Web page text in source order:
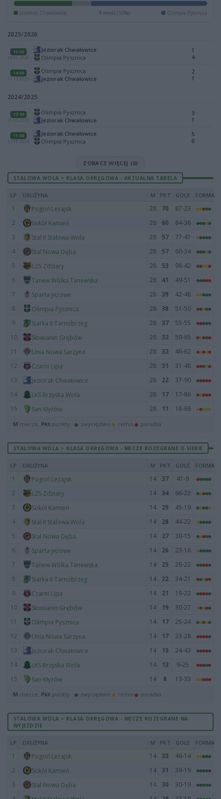
Jeziorak Chwałowice 1 remis (10%) Olimpia Pysznica
2025/2026
16:00
24.05.2026
Jeziorak Chwałowice
Olimpia Pysznica
1
4
14:00
11.10.2025
Olimpia Pysznica
Jeziorak Chwałowice
2
1
2024/2025
17:30
21.05.2025
Olimpia Pysznica
Jeziorak Chwałowice
3
1
11:00
13.10.2024
Jeziorak Chwałowice
Olimpia Pysznica
5
0
ZOBACZ WIĘCEJ (6)
STALOWA WOLA > KLASA OKRĘGOWA - AKTUALNA TABELA
LP DRUŻYNA M PKT GOLE FORMA
1 Pogoń Leżajsk 28 70
87-23
2
Sokół Kamień 28 60
84-38
3
Stal II Stalowa Wola 28 57
77-41
4
Stal Nowa Dęba 28 57
60-34
5
LZS Zdziary 28 53
98-42
6
Tanew Wólka Tanewska 28 41
49-51
7
Sparta Jeżowe 28 39
42-48
8
Olimpia Pysznica 28 38
51-50
9
Siarka II Tarnobrzeg 28 37
55-55
10
Słowianin Grębów 28 32
50-65
11
Unia Nowa Sarzyna 28 32
46-62
12
Czarni Lipa 28 31
31-48
13
Jeziorak Chwałowice 28 22
37-90
14
LKS Brzyska Wola 28 17
17-86
15
San Kłyżów 28 11 18-69
M mecze, Pkt punkty · zwycięstwo remis porażka
STALOWA WOLA > KLASA OKRĘGOWA - MECZE ROZEGRANE U SIEBIE
LP DRUŻYNA M PKT GOLE FORMA
1 Pogoń Leżajsk 14 37
41-9
2
LZS Zdziary 14 34
66-22
3
Sokół Kamień 14 29
45-19
4
Stal II Stalowa Wola 14 28
44-22
5
Stal Nowa Dęba 14 27
30-15
6
Sparta Jeżowe 14 26
23-16
7
Tanew Wólka Tanewska 14 25
28-22
8
Siarka II Tarnobrzeg 14 22
34-21
9
Czarni Lipa 14 21
19-22
10
Słowianin Grębów 14 19
30-27
11
Olimpia Pysznica 14 17
25-24
12
Unia Nowa Sarzyna 14 17
23-28
13
Jeziorak Chwałowice 14 13
24-43
14
LKS Brzyska Wola 14 13
9-25
15
San Kłyżów 14 8 13-33
M mecze, Pkt punkty · zwycięstwo remis porażka
STALOWA WOLA > KLASA OKRĘGOWA - MECZE ROZEGRANE NA
WYJEŹDZIE
LP DRUŻYNA M PKT GOLE FORMA
1 Pogoń Leżajsk 14 33
46-14
2
Sokół Kamień 14 31
39-19
3
Stal Nowa Dęba 14 30
30-19